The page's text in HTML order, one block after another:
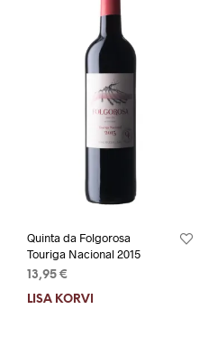
Quinta da Folgorosa
Touriga Nacional 2015
13,95 €
LISA KORVI